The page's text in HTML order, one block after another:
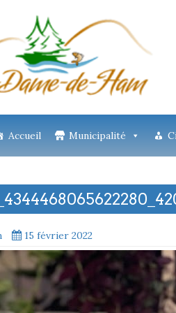
Accueil Municipalité
15 février 2022